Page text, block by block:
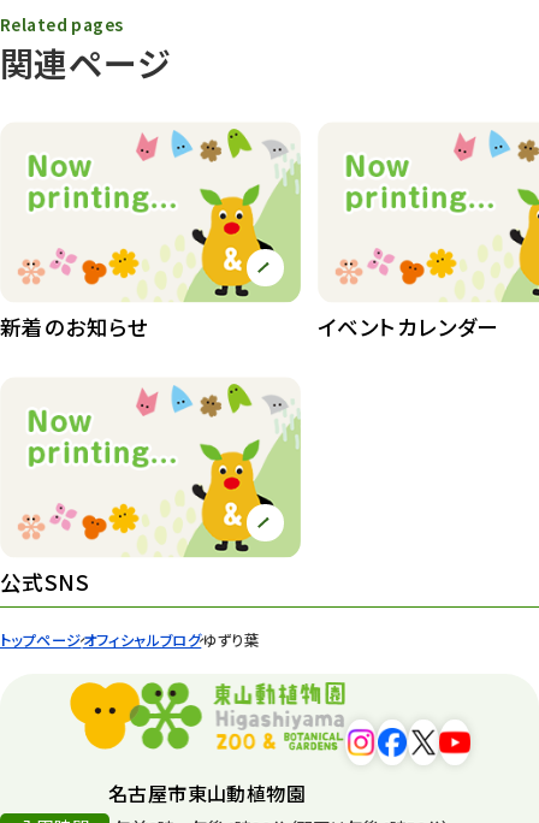
トップページオフィシャルブログゆずり葉
動物園その他
407
植物園長の庭
植物園 その他 423
83
イベント
園内の様子
遊園地 6
平和公園
再生
関連ページ
Related pages
新着のお知らせ イベントカレンダー
公式SNS
名古屋市東山動植物園